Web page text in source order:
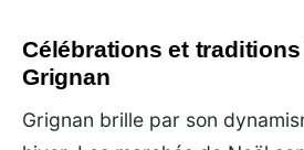
Célébrations et
Grignan
Grignan brille par son